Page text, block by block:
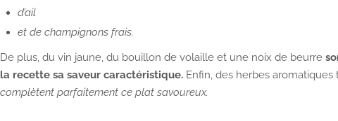
d’ail
et de champignons frais.
De plus, du vin jaune, du bouillon de volaille et une noix de beurre
la recette sa saveur caractéristique. Enfin, des herbes aromatiques
complètent parfaitement ce plat savoureux.